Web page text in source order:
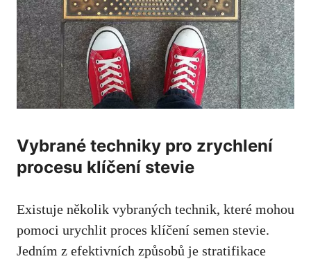
Vybrané techniky pro zrychlení
procesu klíčení stevie
Existuje několik vybraných technik, které mohou
pomoci urychlit proces klíčení semen stevie.
Jedním z efektivních způsobů je stratifikace